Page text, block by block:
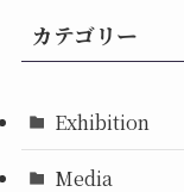
カテゴリー
Exhibition
Media